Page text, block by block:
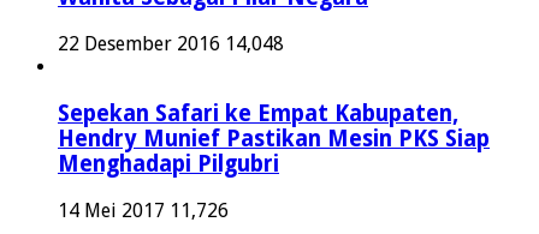
22 Desember 2016 14,048
Sepekan Safari ke Empat Kabupaten,
Hendry Munief Pastikan Mesin PKS Siap
Menghadapi Pilgubri
14 Mei 2017 11,726